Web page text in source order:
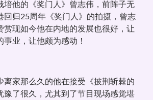
培他的《奖门人》曾志伟，前阵子无
回归25周年《奖门人》的拍摄，曾志
赏现如今他在内地的发展也很好，让
业，让他颇为感动！
离家那么久的他在接受《披荆斩棘的
豫了很久，尤其到了节目现场感觉堪